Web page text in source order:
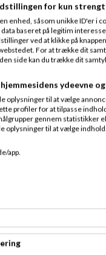
ærligt indrømme, at
sidst, og det var
ud til vi kan lære
med pt.
ligesom dig, bidt mærke
overens hvor tal
du selv skriver er det
for vi næppe succes! Vi
masse kreative
for os. Her
med.
faktisk sjældent en
vendt med dem!
kontakt med målgruppen,
til Website x5, vil vi i
produktet, ser rigtigt
om en markedsplads
giver Photoshop-
i forhold til design
for kun
enhed, såsom unikke ID'er i
baseret på legitim
ved at klikke på
For at trække dit
side kan du trække dit
ydeevne
oplysninger til at vælge
profiler for at tilpasse
gennem statistikker
oplysninger til at vælge indhold.
app.